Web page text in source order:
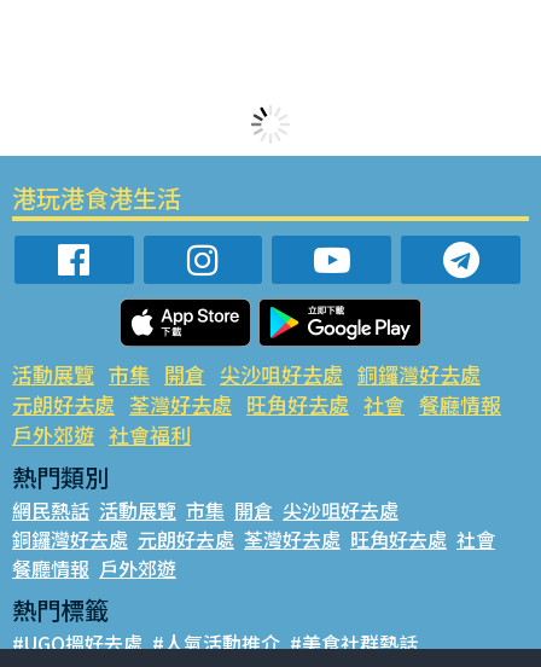
港玩港食港生活
活動展覽 市集 開倉 尖沙咀好去處 銅鑼灣好去處
元朗好去處 荃灣好去處 旺角好去處 社會 餐廳情報
戶外郊遊 社會福利
熱門類別
網民熱話 活動展覽 市集 開倉 尖沙咀好去處
銅鑼灣好去處 元朗好去處 荃灣好去處 旺角好去處 社會
餐廳情報 戶外郊遊
熱門標籤
#UGO搵好去處 #人氣活動推介 #美食社群熱話